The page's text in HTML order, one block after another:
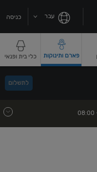
עבר כניסה
פארם ותינוקות כלי בית ופנאי
רכות וקוטג'גבינות
לתשלום
08:00